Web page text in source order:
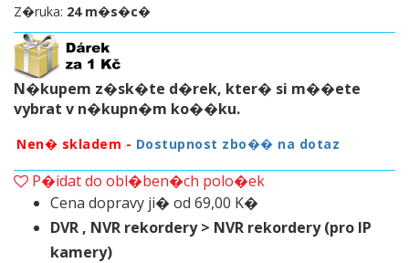
Z�ruka: 24 m�s�c�
N�kupem z�sk�te d�rek, kter� si m��ete
vybrat v n�kupn�m ko��ku.
Nen� skladem - Dostupnost zbo�� na dotaz
P�idat do obl�ben�ch polo�ek
Cena dopravy ji� od 69,00 K�
DVR , NVR rekordery > NVR rekordery (pro IP
kamery)